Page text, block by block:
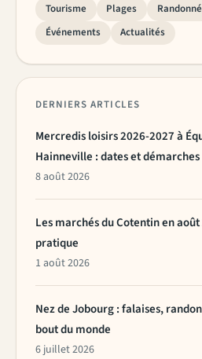
Tourisme Plages
Événements
Actualités
DERNIERS ARTICLES
Mercredis loisirs 2026-2027 à
Hainneville : dates et démarches
8 août 2026
Les marchés du Cotentin en
pratique
1 août 2026
Nez de Jobourg : falaises,
bout du monde
6 juillet 2026